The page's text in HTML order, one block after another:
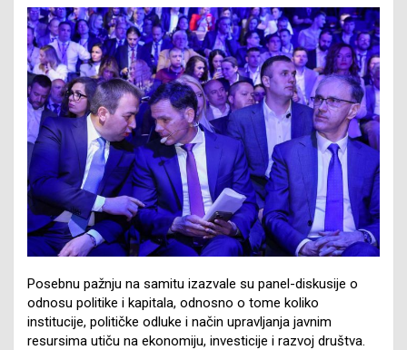
Posebnu pažnju na samitu izazvale su panel-diskusije o
odnosu politike i kapitala, odnosno o tome koliko
institucije, političke odluke i način upravljanja javnim
resursima utiču na ekonomiju, investicije i razvoj društva.